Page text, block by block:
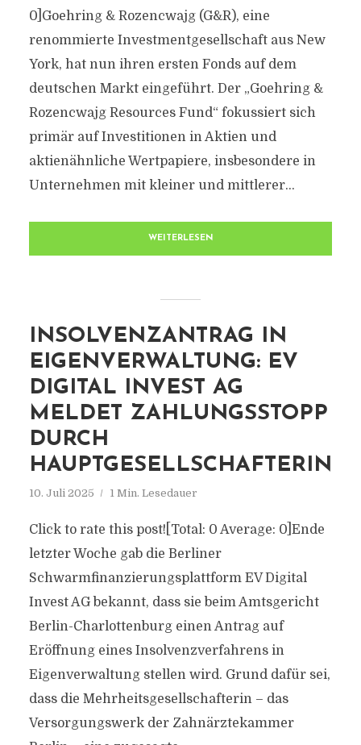
0]Goehring & Rozencwajg (G&R), eine
renommierte Investmentgesellschaft aus New
York, hat nun ihren ersten Fonds auf dem
deutschen Markt eingeführt. Der „Goehring &
Rozencwajg Resources Fund“ fokussiert sich
primär auf Investitionen in Aktien und
aktienähnliche Wertpapiere, insbesondere in
Unternehmen mit kleiner und mittlerer...
WEITERLESEN
INSOLVENZANTRAG IN
EIGENVERWALTUNG: EV
DIGITAL INVEST AG
MELDET ZAHLUNGSSTOPP
DURCH
HAUPTGESELLSCHAFTERIN
10. Juli 2025 1 Min. Lesedauer
Click to rate this post![Total: 0 Average: 0]Ende
letzter Woche gab die Berliner
Schwarmfinanzierungsplattform EV Digital
Invest AG bekannt, dass sie beim Amtsgericht
Berlin-Charlottenburg einen Antrag auf
Eröffnung eines Insolvenzverfahrens in
Eigenverwaltung stellen wird. Grund dafür sei,
dass die Mehrheitsgesellschafterin – das
Versorgungswerk der Zahnärztekammer